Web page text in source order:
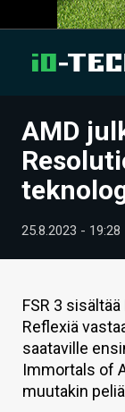
UUTISET
ARTIKKELIT
VIDEOT
TECHBBS
TIETOA
HINTA.FI
KAUPPA
AMD
25.8.2023 - 19:28
FSR 3
Reflexiä
saataville
Immortals of
muutakin